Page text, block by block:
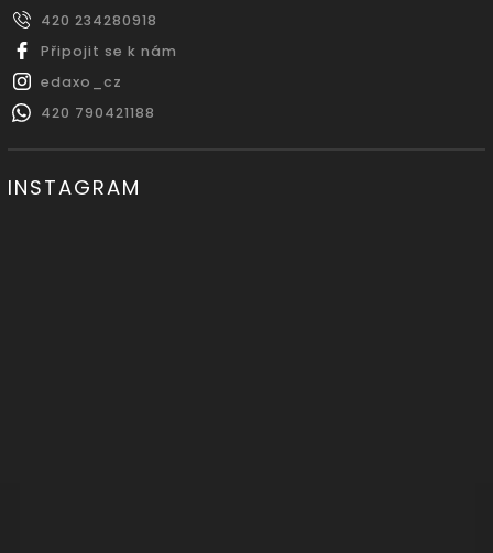
420 234280918
Připojit se k nám
edaxo_cz
420 790421188
INSTAGRAM